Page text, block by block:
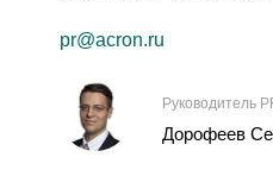
pr@acron.ru
Руководитель
Дорофеев